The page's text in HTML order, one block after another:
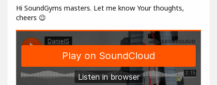
Hi SoundGyms masters. Let me know Your thoughts,
cheers 😉